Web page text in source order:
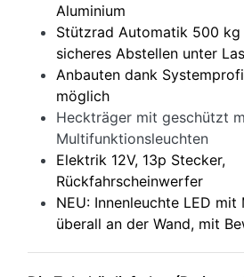
Aluminium
Stützrad Automatik 500
sicheres Abstellen unter
Anbauten dank
möglich
Heckträger mit geschützt
Multifunktionsleuchten
Elektrik 12V, 13p Stecker,
Rückfahrscheinwerfer
NEU: Innenleuchte LED
überall an der Wand, mit